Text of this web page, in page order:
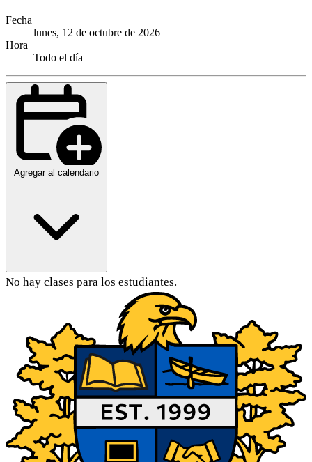
Fecha
lunes, 12 de octubre de 2026
Hora
Todo el día
Agregar al calendario
Contenido principal
No hay clases para los estudiantes.